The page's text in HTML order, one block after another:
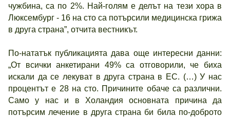
чужбина, са по 2%. Най-голям е делът на тези хора в
Люксембург - 16 на сто са потърсили медицинска грижа
в друга страна”, отчита вестникът.
По-нататък публикацията дава още интересни данни:
„От всички анкетирани 49% са отговорили, че биха
искали да се лекуват в друга страна в ЕС. (…) У нас
процентът е 28 на сто. Причините обаче са различни.
Само у нас и в Холандия основната причина да
потърсим лечение в друга страна би била по-доброто